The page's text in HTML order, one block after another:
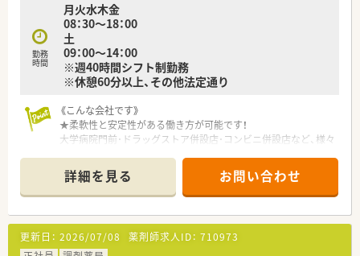
勤務
時間
月火水木金
08：30～18：00
土
09：00～14：00
※週40時間シフト制勤務
※休憩60分以上、その他法定通り
《こんな会社です》
★柔軟性と安定性がある働き方が可能です！
大学病院門前･ドラッグストア併設店･コンビニ併設店など、様々
業です。
「調剤業界」で初めて「M&A」をスタートした会社なので非常に
「M&A」を得意としている会社です。
「自宅通勤」「狭域エリア」「広域エリア」「全国コース」とライフス
タイルに合わせて4つの勤務コースから選択する事が出来ます
（コースにより給与額に差があり）。
詳細を見る お問い合わせ
更新日： 2026/07/08 薬剤師求人ID： 710973